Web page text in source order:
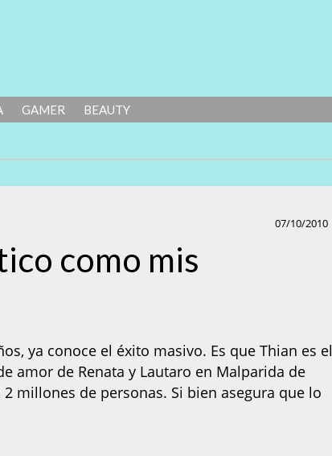
GAMER BEAUTY
07/10/2010
como mis
ya conoce el éxito masivo. Es que Thian es el
amor de Renata y Lautaro en Malparida de
millones de personas. Si bien asegura que lo